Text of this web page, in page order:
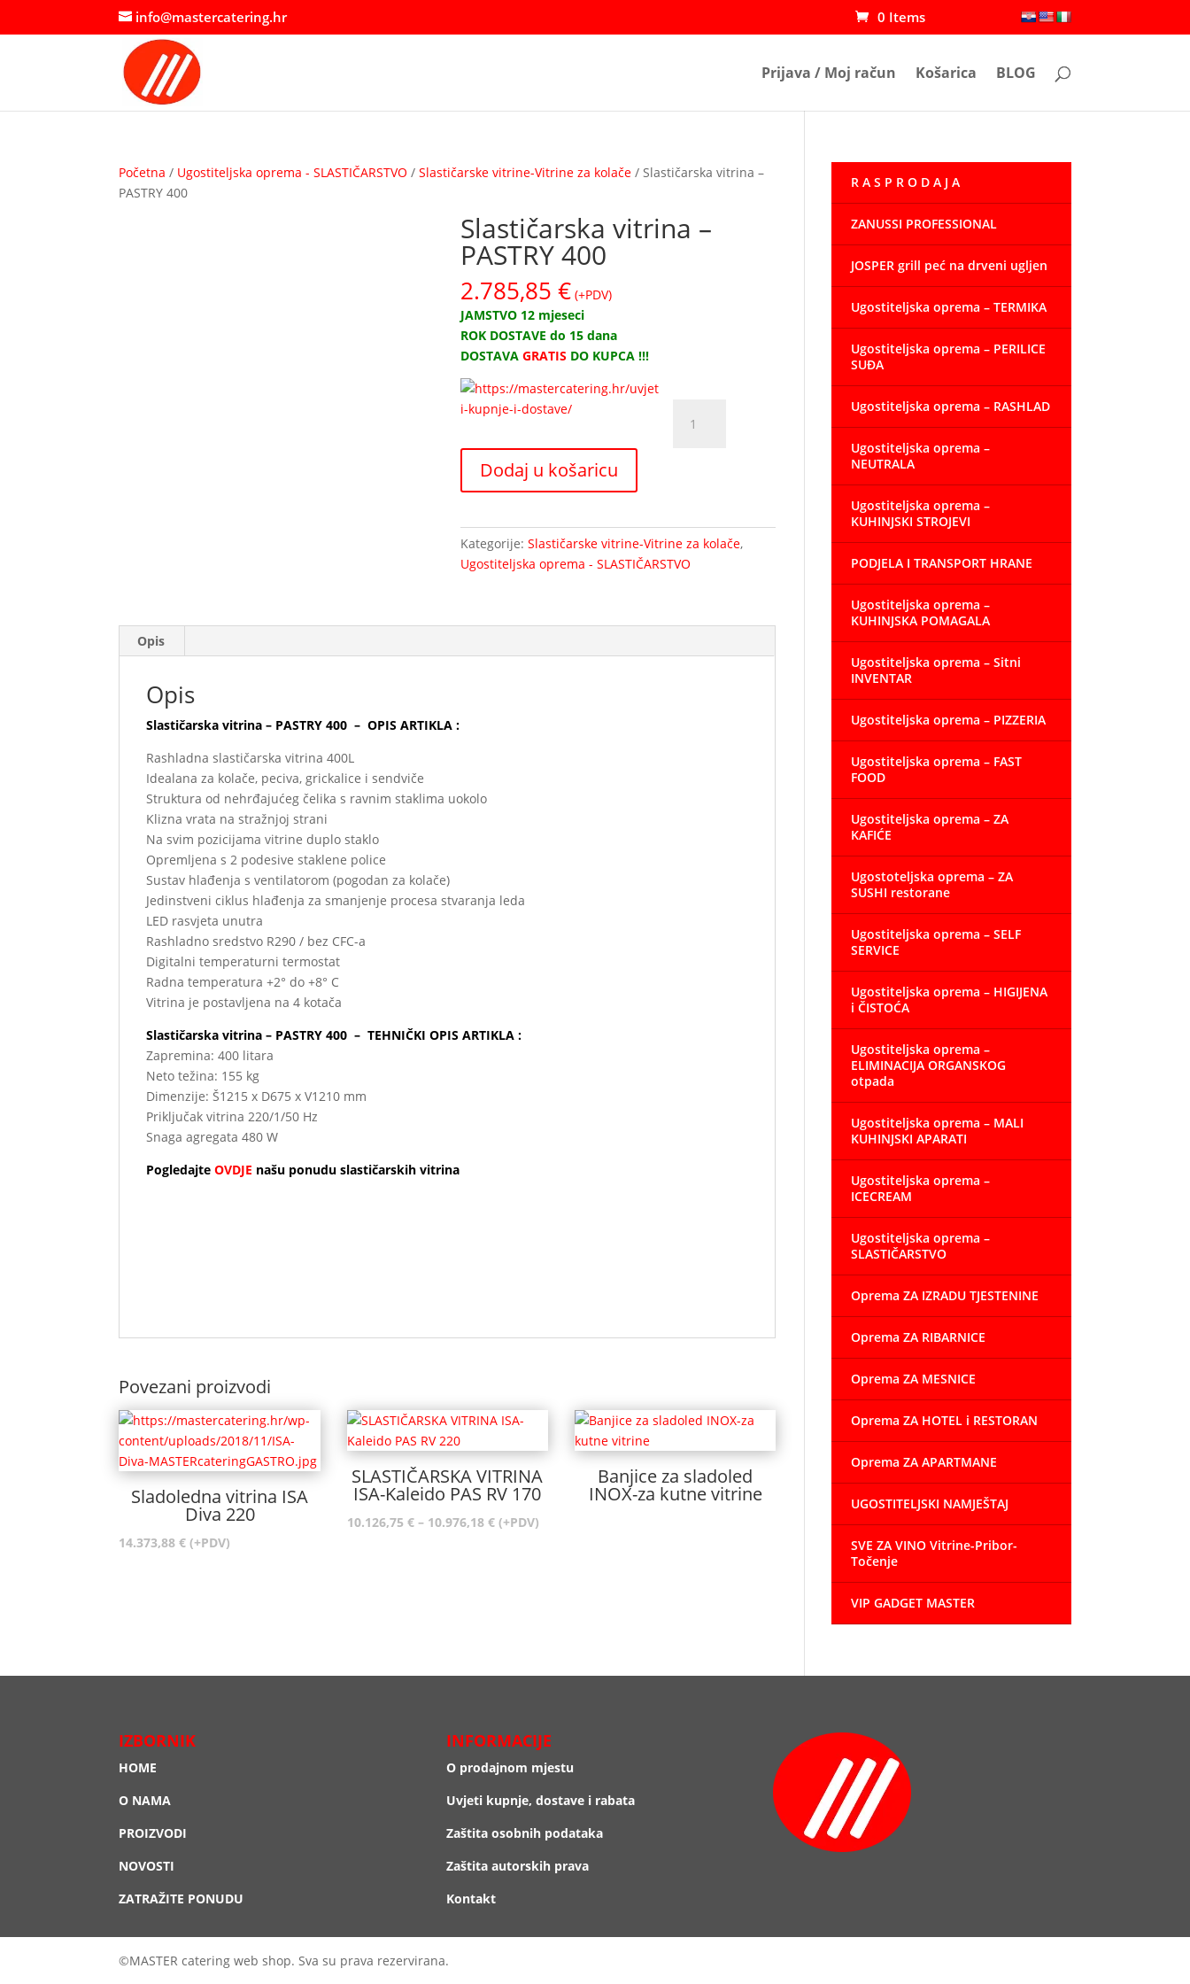
info@mastercatering.hr 0 Items
Prijava / Moj račun Košarica BLOG
Početna / Ugostiteljska oprema - SLASTIČARSTVO /Slastičarske vitrine-Vitrine za kolače / Slastičarska vitrina –
PASTRY 400
Slastičarska vitrina –
PASTRY 400
2.785,85€ (+PDV)
JAMSTVO 12 mjeseci
ROK DOSTAVE do 15 dana
DOSTAVAGRATIS DO KUPCA !!!
vitrina
Dodaj u košaricu
Kategorije:Slastičarske vitrine-Vitrine za kolače,
Ugostiteljska oprema - SLASTIČARSTVO
Opis
Opis
Slastičarska vitrina – PASTRY 400 – OPIS ARTIKLA :
Rashladna slastičarska vitrina 400L
Idealana za kolače, peciva, grickalice i sendviče
Struktura od nehrđajućeg čelika s ravnim staklima uokolo
Klizna vrata na stražnjoj strani
Na svim pozicijama vitrine duplo staklo
Opremljena s 2 podesive staklene police
Sustav hlađenja s ventilatorom (pogodan za kolače)
Jedinstveni ciklus hlađenja za smanjenje procesa stvaranja leda
LED rasvjeta unutra
Rashladno sredstvo R290 / bez CFC-a
Digitalni temperaturni termostat
Radna temperatura +2° do +8° C
Vitrina je postavljena na 4 kotača
Slastičarska vitrina – PASTRY 400 – TEHNIČKI OPIS ARTIKLA :
Zapremina: 400 litara
Neto težina: 155 kg
Dimenzije: Š1215 x D675 x V1210 mm
Priključak vitrina 220/1/50 Hz
Snaga agregata 480 W
Pogledajte OVDJE našu ponudu slastičarskih vitrina
Povezani proizvodi
Sladoledna vitrina ISA
Diva 220
14.373,88€ (+PDV)
SLASTIČARSKA VITRINA
ISA-Kaleido PAS RV 170
10.126,75 € – 10.976,18 €Raspon
(+PDV)
Banjice za sladoled
INOX-za kutne vitrine
R A S P R O D A J A
ZANUSSI PROFESSIONAL
JOSPER grill peć na drveni ugljen
Ugostiteljska oprema – TERMIKA
Ugostiteljska oprema – PERILICE
SUĐA
Ugostiteljska oprema – RASHLAD
Ugostiteljska oprema –
NEUTRALA
Ugostiteljska oprema –
KUHINJSKI STROJEVI
PODJELA I TRANSPORT HRANE
Ugostiteljska oprema –
KUHINJSKA POMAGALA
Ugostiteljska oprema – Sitni
INVENTAR
Ugostiteljska oprema – PIZZERIA
Ugostiteljska oprema – FAST
FOOD
Ugostiteljska oprema – ZA
KAFIĆE
Ugostoteljska oprema – ZA
SUSHI restorane
Ugostiteljska oprema – SELF
SERVICE
Ugostiteljska oprema – HIGIJENA
i ČISTOĆA
Ugostiteljska oprema –
ELIMINACIJA ORGANSKOG
otpada
Ugostiteljska oprema – MALI
KUHINJSKI APARATI
Ugostiteljska oprema –
ICECREAM
Ugostiteljska oprema –
SLASTIČARSTVO
Oprema ZA IZRADU TJESTENINE
Oprema ZA RIBARNICE
Oprema ZA MESNICE
Oprema ZA HOTEL i RESTORAN
Oprema ZA APARTMANE
UGOSTITELJSKI NAMJEŠTAJ
SVE ZA VINO Vitrine-Pribor-
Točenje
VIP GADGET MASTER
IZBORNIK
HOME
O NAMA
PROIZVODI
NOVOSTI
ZATRAŽITE PONUDU
INFORMACIJE
O prodajnom mjestu
Uvjeti kupnje, dostave i rabata
Zaštita osobnih podataka
Zaštita autorskih prava
Kontakt
©MASTER catering web shop. Sva su prava rezervirana.